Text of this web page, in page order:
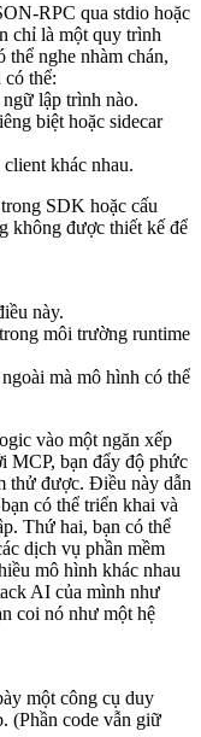
RPC qua stdio hoặc
chỉ là một quy trình
nghe nhàm chán,
thể:
lập trình nào.
biệt hoặc sidecar
khác nhau.
SDK hoặc cấu
không được thiết kế để
này.
môi trường runtime
mà mô hình có thể
vào một ngăn xếp
MCP, bạn đẩy độ phức
thử được. Điều này dẫn
có thể triển khai và
Thứ hai, bạn có thể
dịch vụ phần mềm
mô hình khác nhau
AI của mình như
coi nó như một hệ
một công cụ duy
(Phần code vẫn giữ